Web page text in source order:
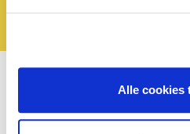
Alle cookies
Hoe goed scoor jij?